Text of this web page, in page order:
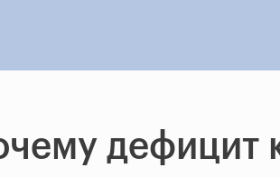
дефицит